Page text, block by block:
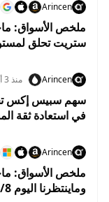
Arincen
Arincen منذ 3 أيام
سهم سبيس إكس تحت
في استعادة ثقة
Arincen
ملخص الأسواق: